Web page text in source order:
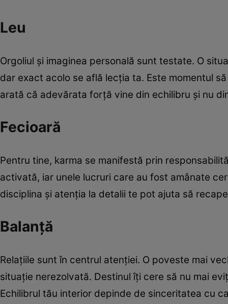
Leu
Orgoliul și imaginea personală sunt testate. O
dar exact acolo se află lecția ta. Este momentul
arată că adevărata forță vine din echilibru și nu
Fecioară
Pentru tine, karma se manifestă prin
activată, iar unele lucruri care au fost amânate
disciplina și atenția la detalii te pot ajuta să
Balanță
Relațiile sunt în centrul atenției. O poveste mai
situație nerezolvată. Destinul îți cere să nu mai
Echilibrul tău interior depinde de sinceritatea cu